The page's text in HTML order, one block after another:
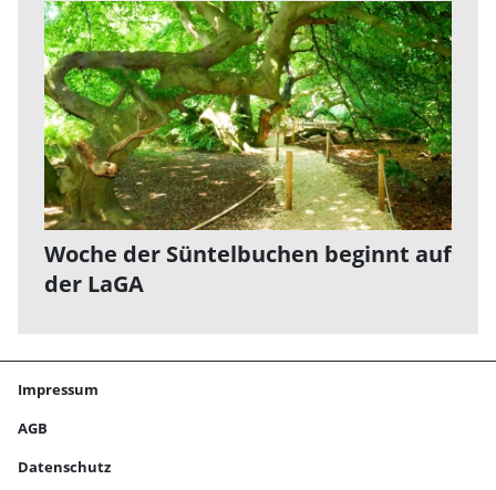
Woche der Süntelbuchen beginnt auf
der LaGA
Impressum
AGB
Datenschutz